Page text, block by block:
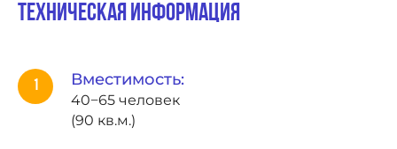
Техническая информация
Вместимость:
40−65 человек
(90 кв.м.)